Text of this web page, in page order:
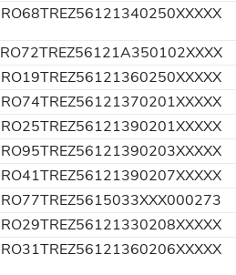
RO68TREZ56121340250XXXXX
RO72TREZ56121A350102XXXX
RO19TREZ56121360250XXXXX
RO74TREZ56121370201XXXXX
RO25TREZ56121390201XXXXX
RO95TREZ56121390203XXXXX
RO41TREZ56121390207XXXXX
RO77TREZ5615033XXX000273
RO29TREZ56121330208XXXXX
RO31TREZ56121360206XXXXX